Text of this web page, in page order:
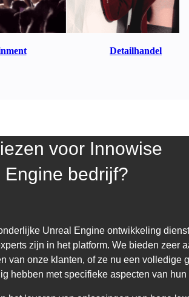
Detailhandel
voor Innowise
Engine bedrijf?
Unreal Engine ontwikkeling
zijn in het platform. We bieden zeer
van onze klanten, of ze nu een volledige
hebben met specifieke aspecten van hun